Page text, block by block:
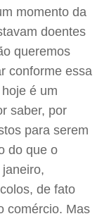
momento da
doentes
queremos
conforme essa
é um
saber, por
para serem
do que o
de fato
comércio. Mas